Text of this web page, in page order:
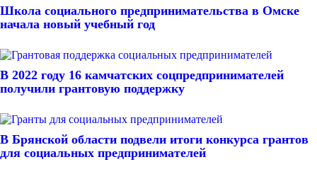
Школа социального предпринимательства в Омске
начала новый учебный год
В 2022 году 16 камчатских соцпредпринимателей
получили грантовую поддержку
В Брянской области подвели итоги конкурса грантов
для социальных предпринимателей